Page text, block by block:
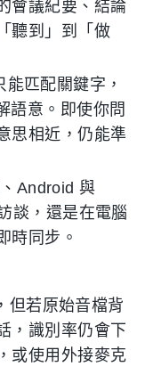
會議紀要、結論
聽到」到「做
匹配關鍵字，
語意。即使你問
思相近，仍能準
Android 與
談，還是在電腦
時同步。
但若原始音檔背
，識別率仍會下
或使用外接麥克